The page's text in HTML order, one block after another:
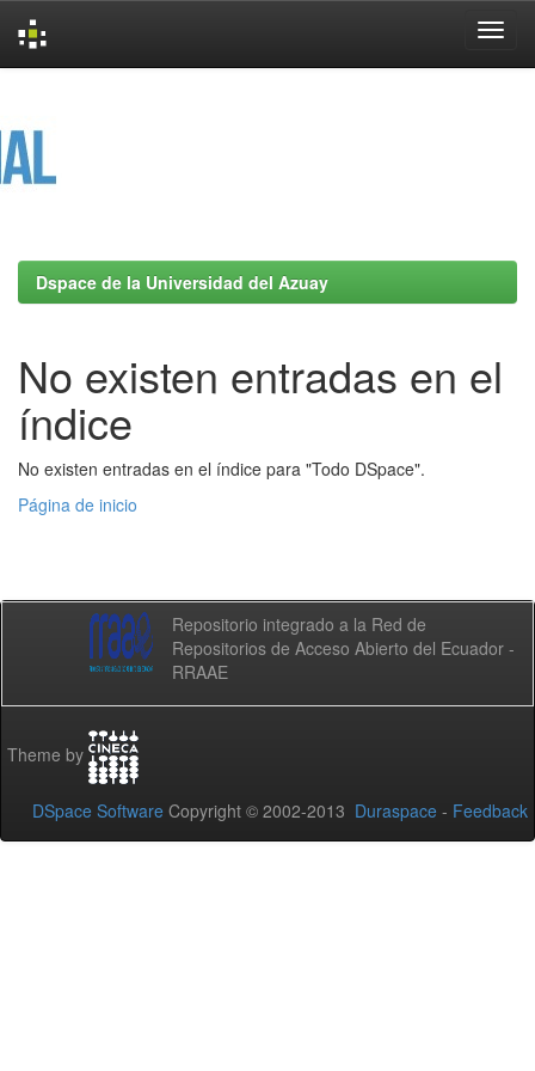
Dspace de la Universidad del Azuay
No existen entradas en el
índice
No existen entradas en el índice para "Todo DSpace".
Página de inicio
Repositorio integrado a la Red de
Repositorios de Acceso Abierto del Ecuador -
RRAAE
Theme by
DSpace Software Copyright © 2002-2013 Duraspace - Feedback